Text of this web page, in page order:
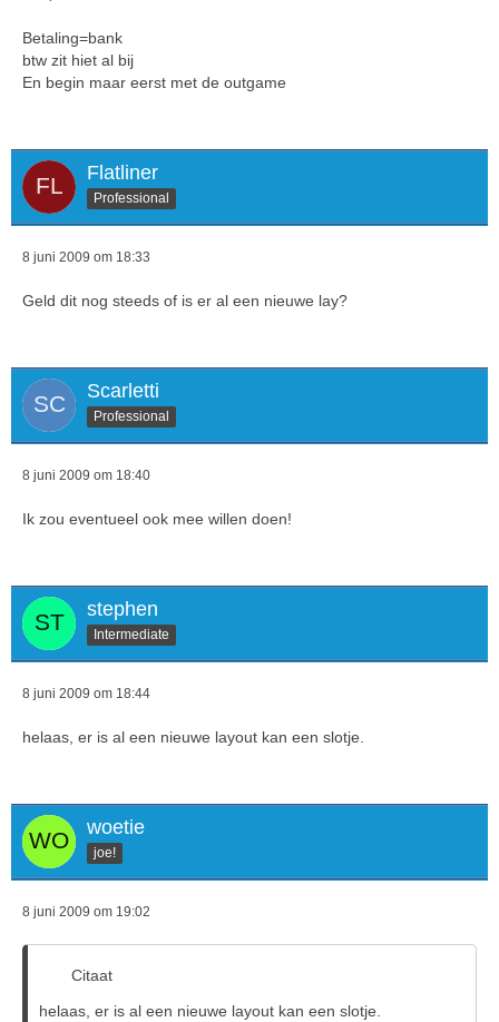
Betaling=bank
btw zit hiet al bij
En begin maar eerst met de outgame
Flatliner
Professional
8 juni 2009 om 18:33
Geld dit nog steeds of is er al een nieuwe lay?
Scarletti
Professional
8 juni 2009 om 18:40
Ik zou eventueel ook mee willen doen!
stephen
Intermediate
8 juni 2009 om 18:44
helaas, er is al een nieuwe layout kan een slotje.
woetie
joe!
8 juni 2009 om 19:02
Citaat
helaas, er is al een nieuwe layout kan een slotje.